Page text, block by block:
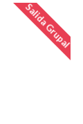
Salida Grupal